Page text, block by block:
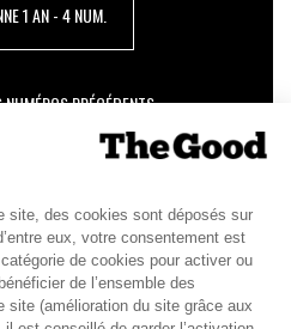
1 AN - 4 NUM.
PRÉCÉDENTS
:
digitale